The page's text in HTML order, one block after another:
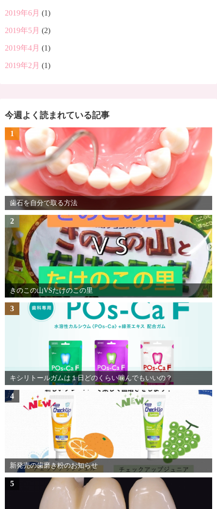
2019年6月 (1)
2019年5月 (2)
2019年4月 (1)
2019年2月 (1)
今週よく読まれている記事
1
歯石を自分で取る方法
2
きのこの山VSたけのこの里
3
キシリトールガムは１日どのくらい噛んでもいいの？
4
新発売の歯磨き粉のお知らせ
5